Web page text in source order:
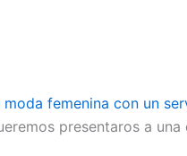
moda femenina con un
presentaros a